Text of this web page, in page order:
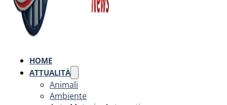
HOME
ATTUALITÀ
Animali
Ambiente